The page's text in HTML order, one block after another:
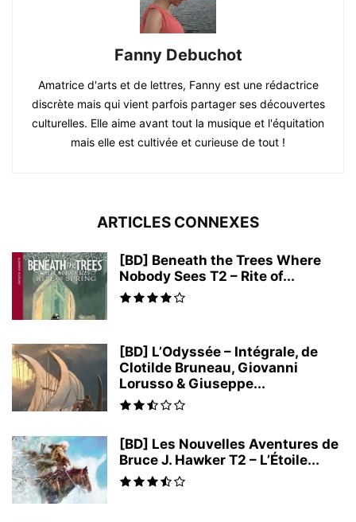
Fanny Debuchot
Amatrice d'arts et de lettres, Fanny est une rédactrice
discrète mais qui vient parfois partager ses découvertes
culturelles. Elle aime avant tout la musique et l'équitation
mais elle est cultivée et curieuse de tout !
ARTICLES CONNEXES
[BD] Beneath the Trees Where
Nobody Sees T2 – Rite of...
[BD] L’Odyssée – Intégrale, de
Clotilde Bruneau, Giovanni
Lorusso & Giuseppe...
[BD] Les Nouvelles Aventures de
Bruce J. Hawker T2 – L’Étoile...